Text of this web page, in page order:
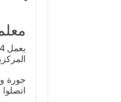
جورة